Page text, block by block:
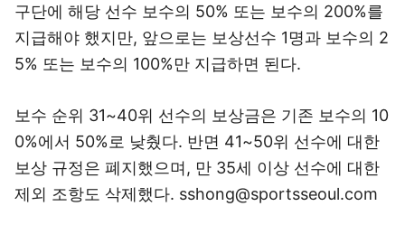
구단에 해당 선수 보수의 50% 또는 보수의 200%를
지급해야 했지만, 앞으로는 보상선수 1명과 보수의 2
5% 또는 보수의 100%만 지급하면 된다.
보수 순위 31~40위 선수의 보상금은 기존 보수의 10
0%에서 50%로 낮췄다. 반면 41~50위 선수에 대한
보상 규정은 폐지했으며, 만 35세 이상 선수에 대한
제외 조항도 삭제했다. sshong@sportsseoul.com